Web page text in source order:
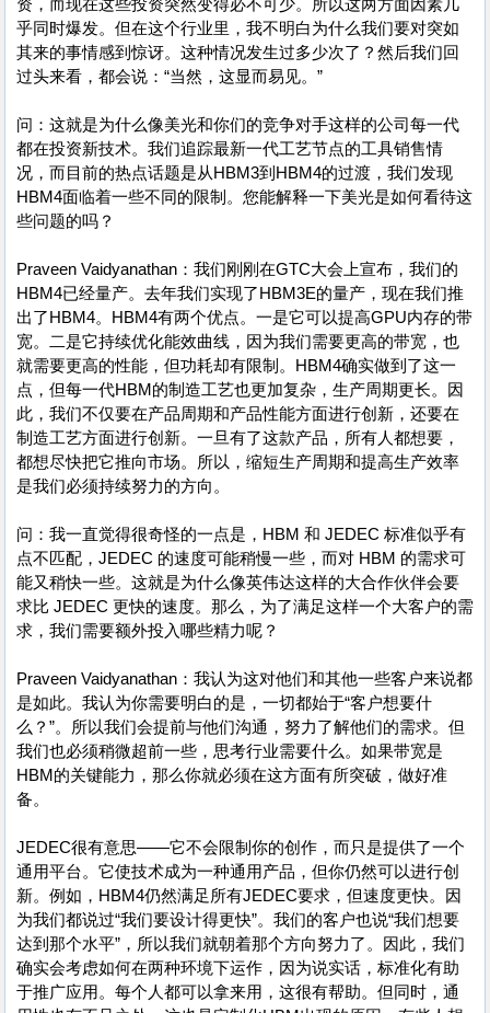
资，而现在这些投资突然变得必不可少。所以这两方面因素几
乎同时爆发。但在这个行业里，我不明白为什么我们要对突如
其来的事情感到惊讶。这种情况发生过多少次了？然后我们回
过头来看，都会说：“当然，这显而易见。”
问：这就是为什么像美光和你们的竞争对手这样的公司每一代
都在投资新技术。我们追踪最新一代工艺节点的工具销售情
况，而目前的热点话题是从HBM3到HBM4的过渡，我们发现
HBM4面临着一些不同的限制。您能解释一下美光是如何看待这
些问题的吗？
Praveen Vaidyanathan：我们刚刚在GTC大会上宣布，我们的
HBM4已经量产。去年我们实现了HBM3E的量产，现在我们推
出了HBM4。HBM4有两个优点。一是它可以提高GPU内存的带
宽。二是它持续优化能效曲线，因为我们需要更高的带宽，也
就需要更高的性能，但功耗却有限制。HBM4确实做到了这一
点，但每一代HBM的制造工艺也更加复杂，生产周期更长。因
此，我们不仅要在产品周期和产品性能方面进行创新，还要在
制造工艺方面进行创新。一旦有了这款产品，所有人都想要，
都想尽快把它推向市场。所以，缩短生产周期和提高生产效率
是我们必须持续努力的方向。
问：我一直觉得很奇怪的一点是，HBM 和 JEDEC 标准似乎有
点不匹配，JEDEC 的速度可能稍慢一些，而对 HBM 的需求可
能又稍快一些。这就是为什么像英伟达这样的大合作伙伴会要
求比 JEDEC 更快的速度。那么，为了满足这样一个大客户的需
求，我们需要额外投入哪些精力呢？
Praveen Vaidyanathan：我认为这对他们和其他一些客户来说都
是如此。我认为你需要明白的是，一切都始于“客户想要什
么？”。所以我们会提前与他们沟通，努力了解他们的需求。但
我们也必须稍微超前一些，思考行业需要什么。如果带宽是
HBM的关键能力，那么你就必须在这方面有所突破，做好准
备。
JEDEC很有意思——它不会限制你的创作，而只是提供了一个
通用平台。它使技术成为一种通用产品，但你仍然可以进行创
新。例如，HBM4仍然满足所有JEDEC要求，但速度更快。因
为我们都说过“我们要设计得更快”。我们的客户也说“我们想要
达到那个水平”，所以我们就朝着那个方向努力了。因此，我们
确实会考虑如何在两种环境下运作，因为说实话，标准化有助
于推广应用。每个人都可以拿来用，这很有帮助。但同时，通